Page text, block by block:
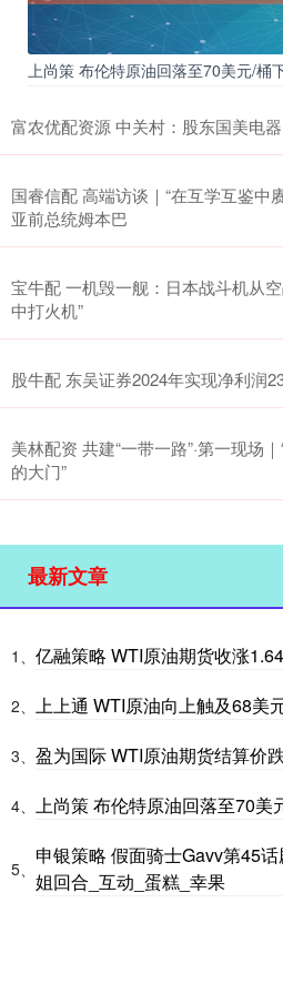
上尚策 布伦特原油回落至70美元/桶
富农优配资源 中关村：股东国美电
国睿信配 高端访谈｜“在互学互鉴
亚前总统姆本巴
宝牛配 一机毁一舰：日本战斗机从
中打火机”
股牛配 东吴证券2024年实现净利润
美林配资 共建“一带一路”·第一现场
的大门”
最新文章
1、 亿融策略 WTI原油期货收涨
2、 上上通 WTI原油向上触及68美
3、 盈为国际 WTI原油期货结算价
4、 上尚策 布伦特原油回落至70美
5、
申银策略 假面骑士Gavv第45
姐回合_互动_蛋糕_幸果